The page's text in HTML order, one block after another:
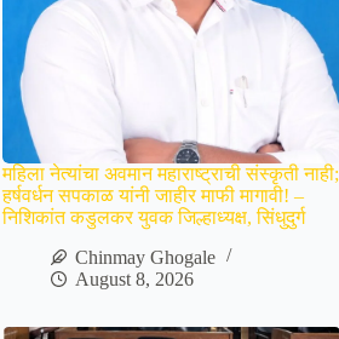
महिला नेत्यांचा अवमान महाराष्ट्राची संस्कृती नाही;
हर्षवर्धन सपकाळ यांनी जाहीर माफी मागावी! –
निशिकांत कडुलकर युवक जिल्हाध्यक्ष, सिंधुदुर्ग
Chinmay Ghogale
August 8, 2026